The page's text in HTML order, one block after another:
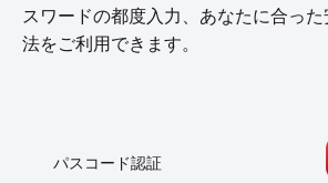
スワードの都度入力、あなたに合っ
法をご利用できます。
パスコード認証